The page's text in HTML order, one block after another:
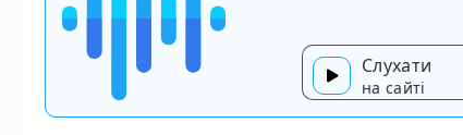
Слухати
на сайті